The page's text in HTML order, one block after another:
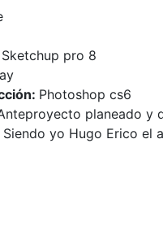
Sketchup pro 8
Photoshop cs6
planeado y
yo Hugo Erico el